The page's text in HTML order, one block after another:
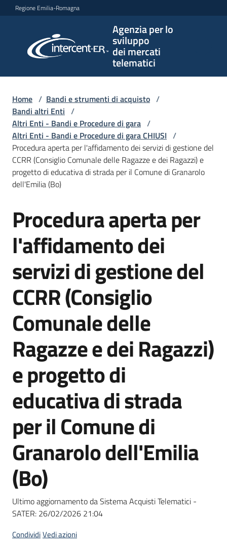
Vai al contenuto
Vai alla navigazione
Vai al footer
Regione Emilia-Romagna
Agenzia per lo
sviluppo
dei mercati
telematici
per lo
sviluppo
telematici
L'Agenzia
Bandi
strumenti
di
Supporto
Piattaforme
telematiche
English
Seguici
su
Home / Bandi e strumenti di acquisto /
Bandi altri Enti /
Altri Enti - Bandi e Procedure di gara /
Altri Enti - Bandi e Procedure di gara CHIUSI /
Procedura aperta per l'affidamento dei servizi di gestione del
CCRR (Consiglio Comunale delle Ragazze e dei Ragazzi) e
progetto di educativa di strada per il Comune di Granarolo
dell'Emilia (Bo)
Salta al contenuto
Procedura aperta per
l'affidamento dei
servizi di gestione del
CCRR (Consiglio
Comunale delle
Ragazze e dei Ragazzi)
e progetto di
educativa di strada
per il Comune di
Granarolo dell'Emilia
(Bo)
Ultimo aggiornamento da Sistema Acquisti Telematici -
SATER: 26/02/2026 21:04
CondividiVedi azioni